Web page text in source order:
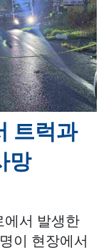
트럭과
망
에서 발생한
이 현장에서